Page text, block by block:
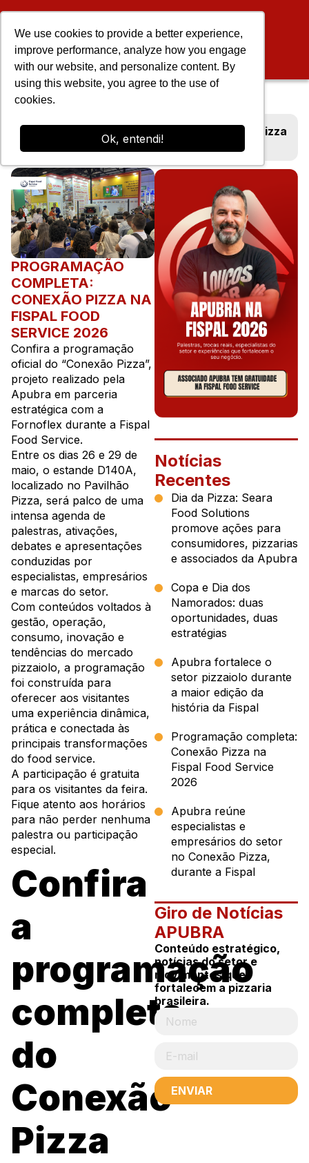
We use cookies to provide a better experience,
improve performance, analyze how you engage
with our website, and personalize content. By
using this website, you agree to the use of
cookies.
Ok, entendi!
Programação completa: Conexão Pizza
na Fispal Food Service 2026
PROGRAMAÇÃO
COMPLETA:
CONEXÃO PIZZA NA
FISPAL FOOD
SERVICE 2026
Confira a programação
oficial do “Conexão Pizza”,
projeto realizado pela
Apubra em parceria
estratégica com a
Fornoflex durante a Fispal
Food Service.
Entre os dias 26 e 29 de
maio, o estande D140A,
localizado no Pavilhão
Pizza, será palco de uma
intensa agenda de
palestras, ativações,
debates e apresentações
conduzidas por
especialistas, empresários
e marcas do setor.
Com conteúdos voltados à
gestão, operação,
consumo, inovação e
tendências do mercado
pizzaiolo, a programação
foi construída para
oferecer aos visitantes
uma experiência dinâmica,
prática e conectada às
principais transformações
do food service.
A participação é gratuita
para os visitantes da feira.
Fique atento aos horários
para não perder nenhuma
palestra ou participação
especial.
Confira
a
programação
completa
do
Conexão
Pizza
Notícias
Recentes
Dia da Pizza: Seara
Food Solutions
promove ações para
consumidores, pizzarias
e associados da Apubra
Copa e Dia dos
Namorados: duas
oportunidades, duas
estratégias
Apubra fortalece o
setor pizzaiolo durante
a maior edição da
história da Fispal
Programação completa:
Conexão Pizza na
Fispal Food Service
2026
Apubra reúne
especialistas e
empresários do setor
no Conexão Pizza,
durante a Fispal
Giro de Notícias
APUBRA
Conteúdo estratégico,
notícias do setor e
movimentos que
fortalecem a pizzaria
brasileira.
ENVIAR